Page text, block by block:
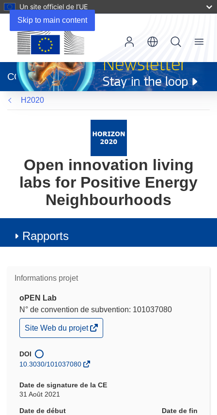
Skip to main content
Un site officiel de l’UE
dans
une
nouvelle
fenêtre)
CORDIS
Menu
H2020
Open innovation living
labs for Positive Energy
Neighbourhoods
Rapports
Informations projet
oPEN Lab
N° de convention de subvention: 101037080
(s’ouvre
dans
nouvelle
fenêtre)
Site Web du projet
DOI
10.3030/101037080
Date de signature de la CE
31 Août 2021
Date de début
Date de fin